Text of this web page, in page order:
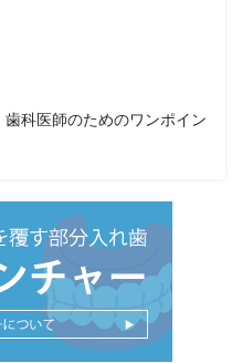
科医師のためのワンポイン